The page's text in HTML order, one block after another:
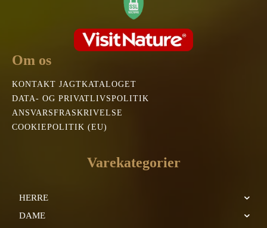
Om os
KONTAKT JAGTKATALOGET
DATA- OG PRIVATLIVSPOLITIK
ANSVARSFRASKRIVELSE
COOKIEPOLITIK (EU)
Varekategorier
HERRE
DAME